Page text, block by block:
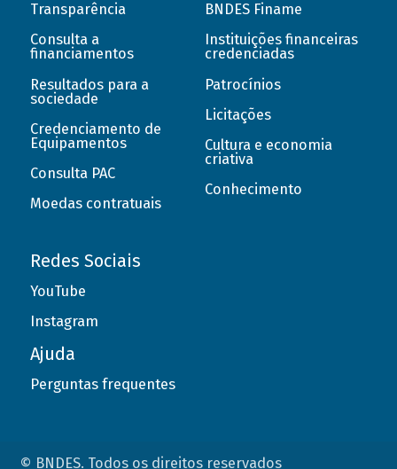
Transparência
Consulta a
financiamentos
Resultados para a
sociedade
Credenciamento de
Equipamentos
Consulta PAC
Moedas contratuais
BNDES Finame
Instituições financeiras
credenciadas
Patrocínios
Licitações
Cultura e economia
criativa
Conhecimento
Redes Sociais
YouTube
Instagram
Ajuda
Perguntas frequentes
© BNDES. Todos os direitos reservados